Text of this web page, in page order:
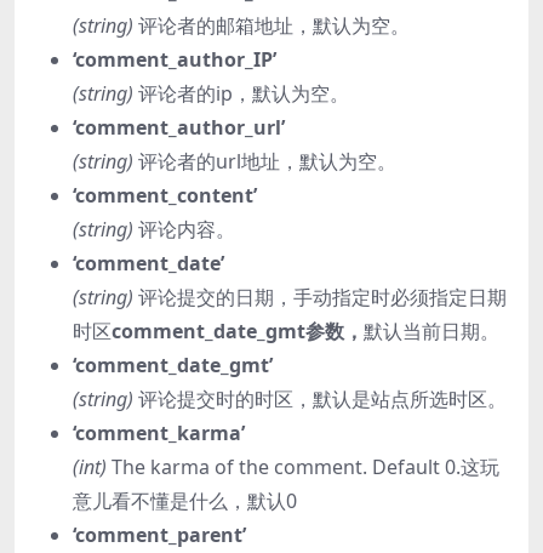
(string) 评论者的邮箱地址，默认为空。
‘comment_author_IP’
(string) 评论者的ip，默认为空。
‘comment_author_url’
(string) 评论者的url地址，默认为空。
‘comment_content’
(string) 评论内容。
‘comment_date’
(string) 评论提交的日期，手动指定时必须指定日期
时区comment_date_gmt参数， 默认当前日期。
‘comment_date_gmt’
(string) 评论提交时的时区，默认是站点所选时区。
‘comment_karma’
(int) The karma of the comment. Default 0.这玩
意儿看不懂是什么，默认0
‘comment_parent’